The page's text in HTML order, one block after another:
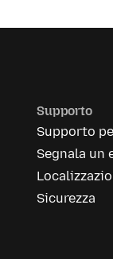
Supporto
Supporto
Segnala un
Sicurezza